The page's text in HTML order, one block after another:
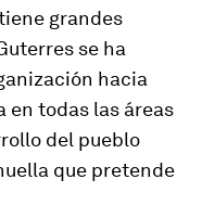
grandes
se ha
hacia
en todas las áreas
del pueblo
que pretende